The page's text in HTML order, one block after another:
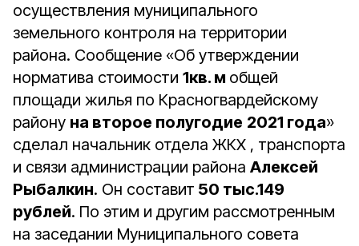
осуществления муниципального
земельного контроля на территории
района. Сообщение «Об утверждении
норматива стоимости 1кв. м общей
площади жилья по Красногвардейскому
району на второе полугодие 2021 года»
сделал начальник отдела ЖКХ , транспорта
и связи администрации района Алексей
Рыбалкин. Он составит 50 тыс.149
рублей. По этим и другим рассмотренным
на заседании Муниципального совета